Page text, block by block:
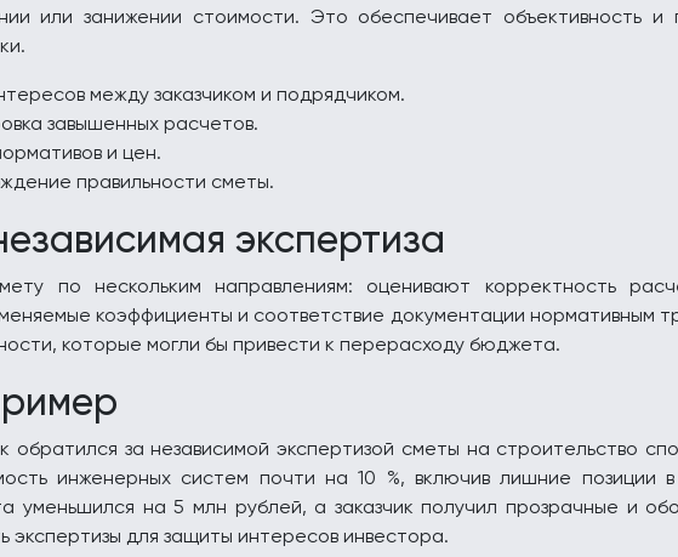
или занижении стоимости. Это обеспечивает объективность
между заказчиком и подрядчиком.
завышенных расчетов.
и цен.
правильности сметы.
экспертиза
по нескольким направлениям: оценивают корректность
коэффициенты и соответствие документации нормативным
которые могли бы привести к перерасходу бюджета.
обратился за независимой экспертизой сметы на строительство
инженерных систем почти на 10 %, включив лишние позиции
уменьшился на 5 млн рублей, а заказчик получил прозрачные и
экспертизы для защиты интересов инвестора.